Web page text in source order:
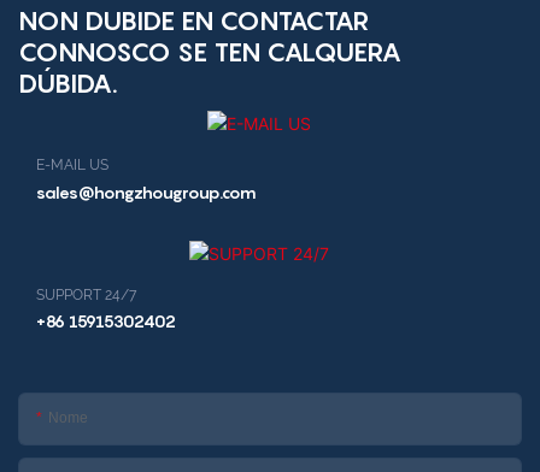
NON DUBIDE EN CONTACTAR
CONNOSCO SE TEN CALQUERA
DÚBIDA.
E-MAIL US
sales@hongzhougroup.com
SUPPORT 24/7
+86 15915302402
Nome